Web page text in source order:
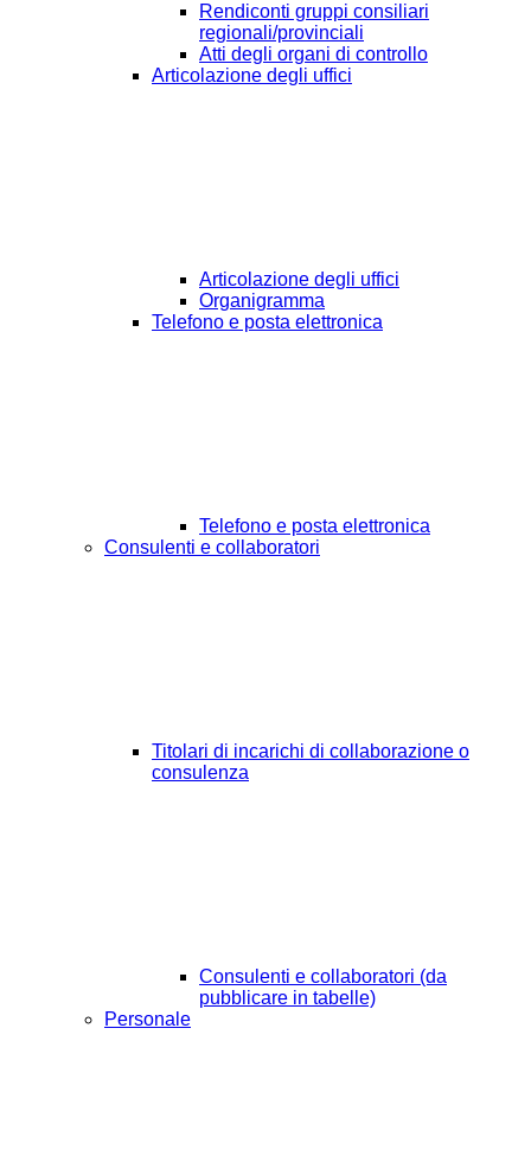
Rendiconti gruppi consiliari
regionali/provinciali
Atti degli organi di controllo
Articolazione degli uffici
Articolazione degli uffici
Organigramma
Telefono e posta elettronica
Telefono e posta elettronica
Consulenti e collaboratori
Titolari di incarichi di collaborazione o
consulenza
Consulenti e collaboratori (da
pubblicare in tabelle)
Personale